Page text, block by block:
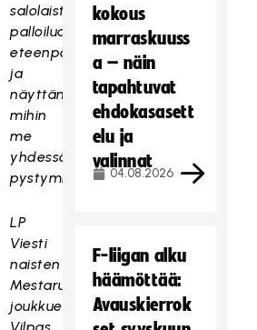
salolaista
palloilua
eteenpäin
ja
näyttämässä
mihin
me
yhdessä
pystymme!
LP
Viesti
naisten
Mestaruusliigan
joukkue
kokous
marraskuuss
a – näin
tapahtuvat
ehdokasasett
elu ja
valinnat
04.08.2026
F-liigan alku
häämöttää:
Avauskierrok